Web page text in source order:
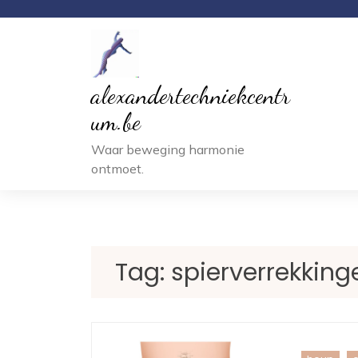
alexandertechniekcentr
um.be
Waar beweging harmonie
ontmoet.
Tag: